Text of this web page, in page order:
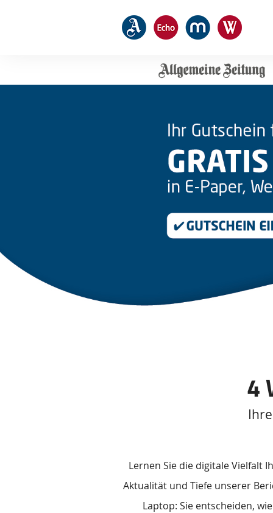
4
Zusätzliche
Informationen
Lernen Sie die digitale Vielfalt
Aktualität und Tiefe unserer
Laptop: Sie entscheiden,